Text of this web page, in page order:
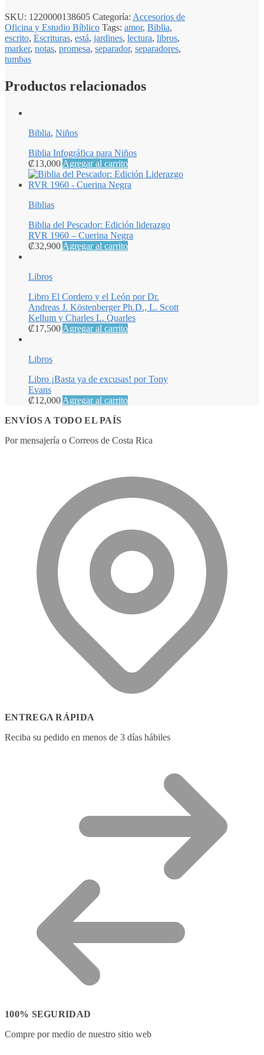
SKU: 1220000138605 Categoría: Accesorios de
Oficina y Estudio Bíblico Tags: amor, Biblia,
escrito, Escrituras, está, jardines, lectura, libros,
marker, notas, promesa, separador, separadores,
tumbas
Productos relacionados
Biblia, Niños
Biblia Infográfica para Niños
₡13,000 Agregar al carrito
Biblias
Biblia del Pescador: Edición liderazgo
RVR 1960 – Cuerina Negra
₡32,900 Agregar al carrito
Libros
Libro El Cordero y el León por Dr.
Andreas J. Köstenberger Ph.D., L. Scott
Kellum y Charles L. Quarles
₡17,500 Agregar al carrito
Libros
Libro ¡Basta ya de excusas! por Tony
Evans
₡12,000 Agregar al carrito
ENVÍOS A TODO EL PAÍS
Por mensajería o Correos de Costa Rica
ENTREGA RÁPIDA
Reciba su pedido en menos de 3 días hábiles
100% SEGURIDAD
Compre por medio de nuestro sitio web